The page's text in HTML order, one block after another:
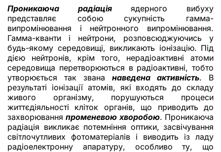
Проникаюча радіація ядерного вибуху
представляє собою сукупність гамма-
випромінювання і нейтронного випромінювання.
Гамма-кванти і нейтрони, розповсюджуючись у
будь-якому середовищі, викликають іонізацію. Під
дією нейтронів, крім того, нерадіоактивні атоми
середовища перетворюються в радіоактивні, тобто
утворюється так звана наведена активність. В
результаті іонізації атомів, які входять до складу
живого організму, порушуються процеси
життєдіяльності кліток органів, що приводить до
захворюванняпроменевою хворобою. Проникаюча
радіація викликає потемніння оптики, засвічування
світлочутливих фотоматеріалів і виводить із ладу
радіоелектронну апаратуру, особливо ту, що